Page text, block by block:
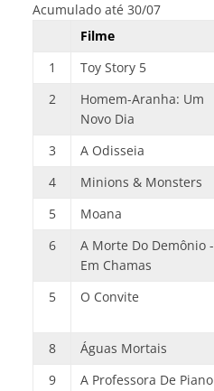
Acumulado até 30/07
Filme
1
Toy Story 5
2
Homem-Aranha: Um
Novo Dia
3 A Odisseia
4
Minions & Monsters
5
Moana
6
A Morte Do Demônio -
Em Chamas
5
O Convite
8
Águas Mortais
9
A Professora De Piano